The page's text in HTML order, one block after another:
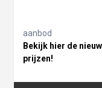
aanbod
Bekijk hier de
prijzen!